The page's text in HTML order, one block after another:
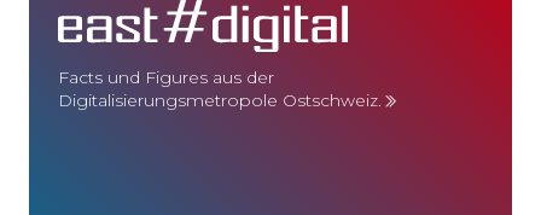
Facts und Figures aus der
Digitalisierungsmetropole Ostschweiz.